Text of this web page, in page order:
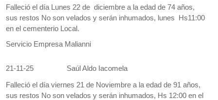
Falleció el día Lunes 22 de diciembre a la edad de 74 años,
sus restos No son velados y serán inhumados, lunes Hs11:00
en el cementerio Local.
Servicio Empresa Malianni
21-11-25 Saúl Aldo Iacomela
Falleció el día viernes 21 de Noviembre a la edad de 91 años,
sus restos No son velados y serán inhumados, Hs 12:00 en el